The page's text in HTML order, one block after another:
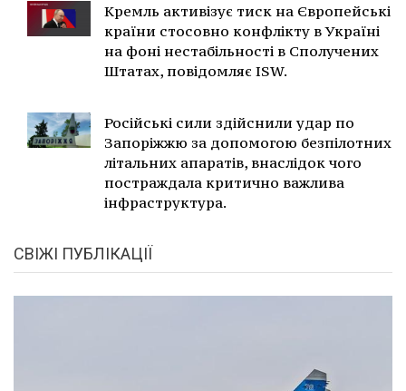
Кремль активізує тиск на Європейські
країни стосовно конфлікту в Україні
на фоні нестабільності в Сполучених
Штатах, повідомляє ISW.
Російські сили здійснили удар по
Запоріжжю за допомогою безпілотних
літальних апаратів, внаслідок чого
постраждала критично важлива
інфраструктура.
СВІЖІ ПУБЛІКАЦІЇ